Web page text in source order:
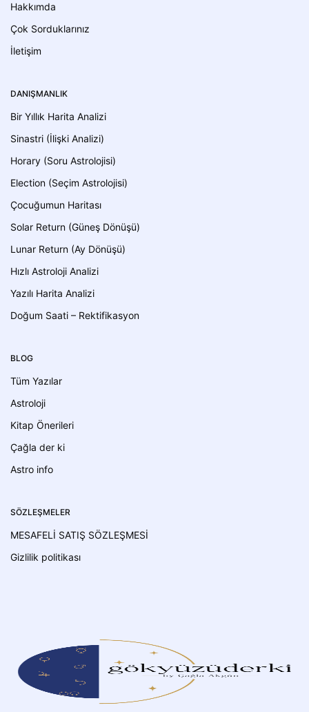
Hakkımda
Çok Sorduklarınız
İletişim
DANIŞMANLIK
Bir Yıllık Harita Analizi
Sinastri (İlişki Analizi)
Horary (Soru Astrolojisi)
Election (Seçim Astrolojisi)
Çocuğumun Haritası
Solar Return (Güneş Dönüşü)
Lunar Return (Ay Dönüşü)
Hızlı Astroloji Analizi
Yazılı Harita Analizi
Doğum Saati – Rektifikasyon
BLOG
Tüm Yazılar
Astroloji
Kitap Önerileri
Çağla der ki
Astro info
SÖZLEŞMELER
MESAFELİ SATIŞ SÖZLEŞMESİ
Gizlilik politikası